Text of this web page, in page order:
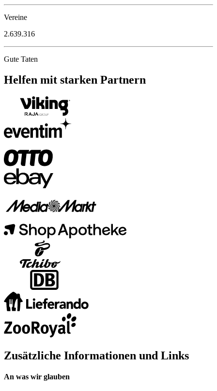
Vereine
2.639.316
Gute Taten
Helfen mit starken Partnern
Zusätzliche Informationen und Links
An was wir glauben